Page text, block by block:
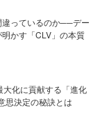
っているのか──デー
かす「CLV」の本質
化に貢献する「進化
思決定の秘訣とは